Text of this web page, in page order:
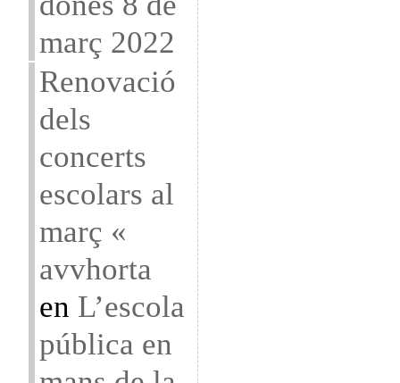
març 2022
Renovació
dels
concerts
escolars al
març «
avvhorta
en L’escola
pública en